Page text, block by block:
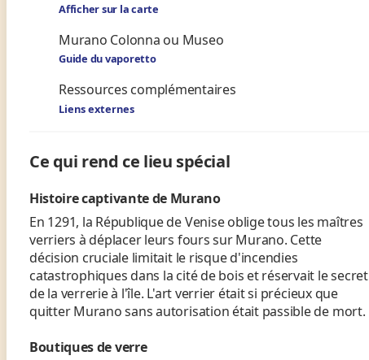
Afficher sur la carte
Murano Colonna ou Museo
Guide du vaporetto
Ressources complémentaires
Liens externes
Ce qui rend ce lieu spécial
Histoire captivante de Murano
En 1291, la République de Venise oblige tous les maîtres
verriers à déplacer leurs fours sur Murano. Cette
décision cruciale limitait le risque d'incendies
catastrophiques dans la cité de bois et réservait le secret
de la verrerie à l'île. L'art verrier était si précieux que
quitter Murano sans autorisation était passible de mort.
Boutiques de verre